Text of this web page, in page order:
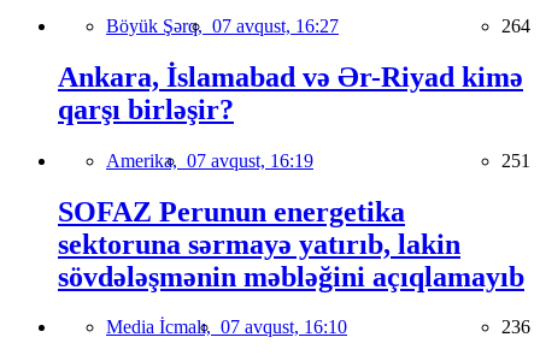
Böyük Şərq, 07 avqust, 16:27 264
Ankara, İslamabad və Ər-Riyad kimə
qarşı birləşir?
Amerika, 07 avqust, 16:19 251
SOFAZ Perunun energetika
sektoruna sərmayə yatırıb, lakin
sövdələşmənin məbləğini açıqlamayıb
Media İcmalı, 07 avqust, 16:10 236